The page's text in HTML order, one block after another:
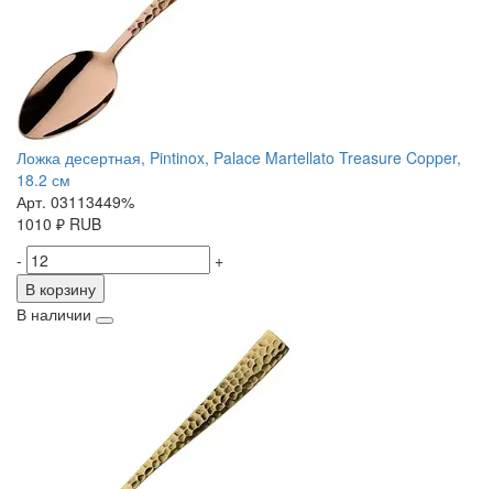
Ложка десертная, Pintinox, Palace Martellato Treasure Copper,
18.2 см
Арт. 03113449%
1010 ₽ RUB
-
+
В корзину
В наличии